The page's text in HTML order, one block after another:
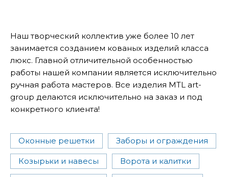
Наш творческий коллектив уже более 10 лет
занимается созданием кованых изделий класса
люкс. Главной отличительной особенностью
работы нашей компании является исключительно
ручная работа мастеров. Все изделия MTL art-
group делаются исключительно на заказ и под
конкретного клиента!
Оконные решетки Заборы и ограждения
Козырьки и навесы Ворота и калитки